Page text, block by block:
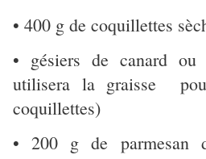
• 400 g de coquillettes
• gésiers de canard
utilisera la graisse
coquillettes)
• 200 g de parmesan